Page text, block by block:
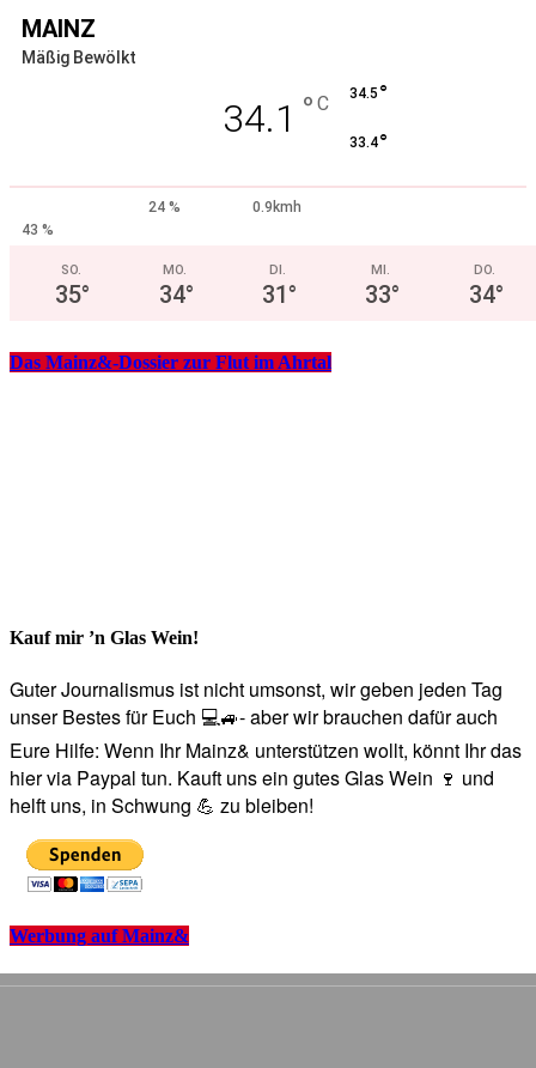
MAINZ
Mäßig Bewölkt
34.1 ° C 34.5 °
33.4°
24 %
0.9kmh
43 %
SO.
35°
MO.
34°
DI.
31°
MI.
33°
DO.
34°
Das Mainz&-Dossier zur Flut im Ahrtal
Kauf mir ’n Glas Wein!
Guter Journalismus ist nicht umsonst, wir geben jeden Tag
unser Bestes für Euch 💻🚙- aber wir brauchen dafür auch
Eure Hilfe: Wenn Ihr Mainz& unterstützen wollt, könnt Ihr das
hier via Paypal tun. Kauft uns ein gutes Glas Wein 🍷 und
helft uns, in Schwung 💪 zu bleiben!
Werbung auf Mainz&